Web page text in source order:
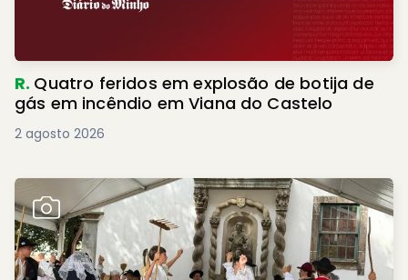
R. Quatro feridos em explosão de botija de
gás em incêndio em Viana do Castelo
2 agosto 2026